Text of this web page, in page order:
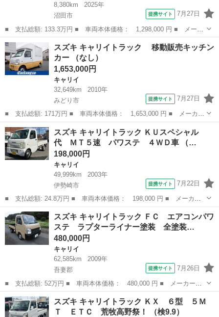
8,380km
2025年
沼田市
提携サイト 7月27日
■ 支払総額: 133.3万円 ■ 車両本体価格： 1,298,000 円 ■ メーカ
ー名： スズキ ■ 車種名： キャリイトラック ■ グレード名：
ＫＣエアコン・パワステ ４速オートマ パートタイム４ＷＤ 前後
ドライブ...
群馬 キャリイ
スズキ キャリイトラック 移動販売キッチン
カー （なし）
1,653,000円
キャリイ
32,649km
2010年
みどり市
提携サイト 7月27日
■ 支払総額: 171万円 ■ 車両本体価格： 1,653,000 円 ■ メーカー
名： スズキ ■ 車種名： キャリイトラック ■ グレード名：
移動販売キッチンカー ■ 排気量： 660cc ■ ドア枚数： 2D ■...
群馬 みどり市 キャリイ
スズキ キャリイトラック ＫＵスペシャル
代 ＭＴ５速 パワステ ４ＷＤ車 （…
198,000円
キャリイ
49,999km
2003年
伊勢崎市
提携サイト 7月22日
■ 支払総額: 24.8万円 ■ 車両本体価格： 198,000 円 ■ メーカー
名： スズキ ■ 車種名： キャリイトラック ■ グレード名： Ｋ
Ｕスペシャル 代 ＭＴ５速 パワステ ４ＷＤ車 ■ 排気量：
660cc ...
群馬 伊勢崎市 キャリイ
スズキ キャリイトラック ＦＣ エアコンパワ
ステ ラプターライナー塗装 全塗装…
480,000円
キャリイ
62,585km
2009年
吾妻郡
提携サイト 7月26日
■ 支払総額: 52万円 ■ 車両本体価格： 480,000 円 ■ メーカー
名： スズキ ■ 車種名： キャリイトラック ■ グレード名： Ｆ
Ｃ エアコンパワステ ラプターライナー塗装 全塗装 つや消し
４ＷＤ ５速マニ...
群馬 吾妻郡 キャリイ
スズキ キャリイトラック ＫＸ ６型 ５Ｍ
Ｔ ＥＴＣ 荒牧高野祭！ （検9.9）